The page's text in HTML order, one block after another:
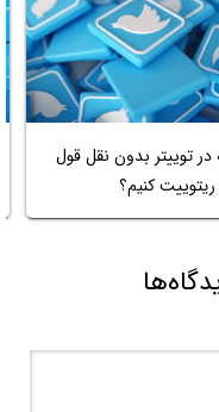
توییتر بدون نقل قول
کنیم؟